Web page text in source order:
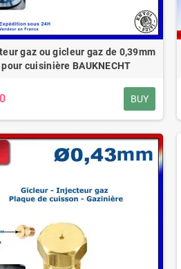
gaz ou gicleur gaz de 0,39mm
pour cuisinière BAUKNECHT
BUY